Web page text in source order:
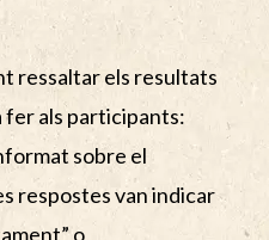
ressaltar els resultats
fer als participants:
sobre el
respostes van indicar
o